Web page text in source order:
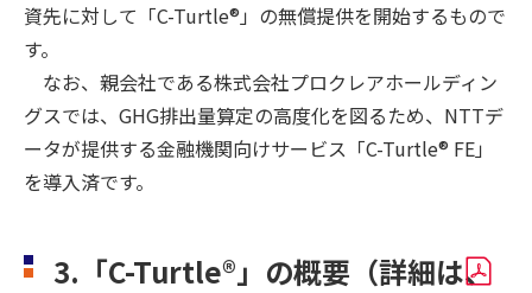
資先に対して「C-Turtle®」の無償提供を開始するもので
す。
なお、親会社である株式会社プロクレアホールディン
グスでは、GHG排出量算定の高度化を図るため、NTTデ
ータが提供する金融機関向けサービス「C-Turtle® FE」
を導入済です。
3.「C-Turtle®」の概要（詳細は、